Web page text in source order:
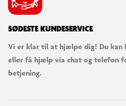
SØDESTE KUNDESERVICE
Vi er klar til at hjælpe dig! Du kan
eller få hjælp via chat og telefon
betjening.